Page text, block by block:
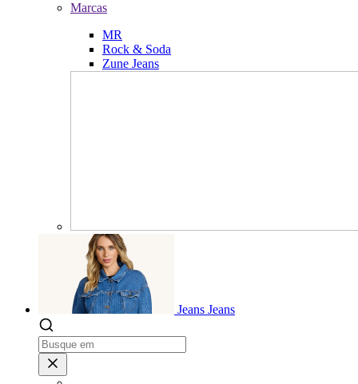
Marcas
MR
Rock & Soda
Zune Jeans
Jeans Jeans